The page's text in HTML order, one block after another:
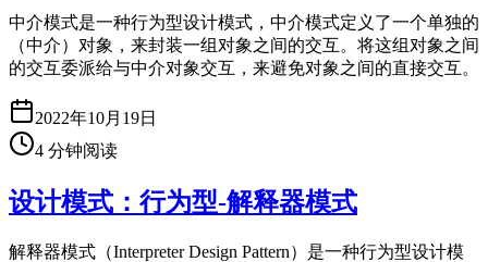
中介模式是一种行为型设计模式，中介模式定义了一个单独的
（中介）对象，来封装一组对象之间的交互。将这组对象之间
的交互委派给与中介对象交互，来避免对象之间的直接交互。
2022年10月19日
4 分钟阅读
设计模式：行为型-解释器模式
解释器模式（Interpreter Design Pattern）是一种行为型设计模